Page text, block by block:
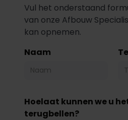
Vul het onderstaand
van onze Afbouw
kan opnemen.
Naam
Hoelaat kunnen we u
terugbellen?